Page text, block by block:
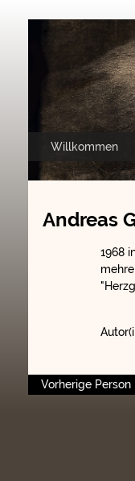
Willkommen
Andreas
1968
Vorherige Person